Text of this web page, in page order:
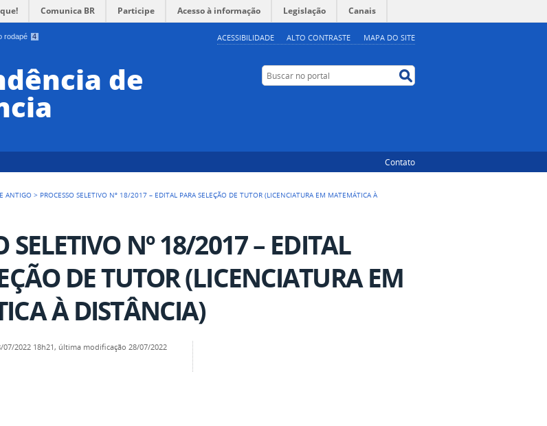
rodapé 4 ACESSIBILIDADE ALTO CONTRASTE MAPA DO SITE
Comunica BR Participe Acesso à informação Legislação Canais
de Buscar no portal
Contato
ANTIGO > PROCESSO SELETIVO Nº 18/2017 – EDITAL PARA SELEÇÃO DE TUTOR (LICENCIATURA EM MATEMÁTICA À
SELETIVO Nº 18/2017 – EDITAL
DE TUTOR (LICENCIATURA EM
À DISTÂNCIA)
07/2022 18h21, última modificação 28/07/2022